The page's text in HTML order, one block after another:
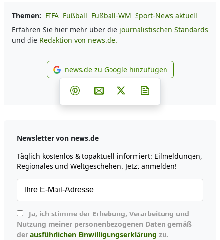
Themen: FIFA Fußball Fußball-WM Sport-News aktuell
Erfahren Sie hier mehr über die journalistischen Standards
und die Redaktion von news.de.
news.de zu Google
news.de zu Google hinzufügen
Teilen auf Facebook
Teilen auf Whatsapp
Teilen auf Telegram
Teilen auf Pinterest
Per E-Mail teilen
Post auf X
Newsletter von news.de
Täglich kostenlos & topaktuell informiert: Eilmeldungen,
Regionales und Weltgeschehen. Jetzt anmelden!
Nutzung meiner personenbezogenen Daten gemäß
der ausführlichen Einwilligungserklärung zu.